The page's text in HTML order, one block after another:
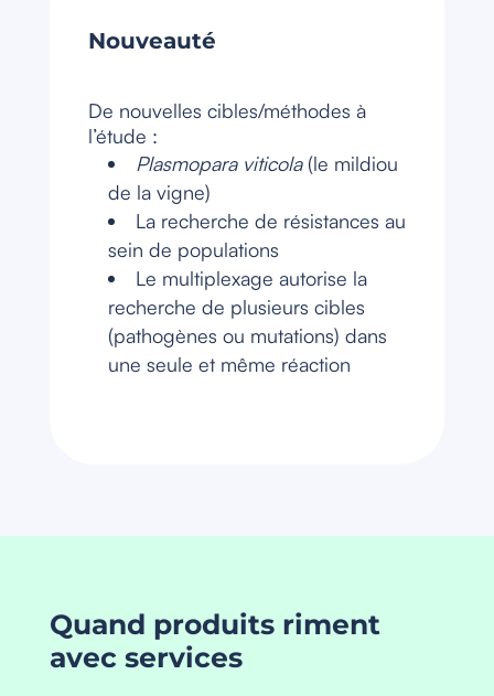
Nouveauté
De nouvelles cibles/méthodes à
l’étude :
Plasmopara viticola(le mildiou
de la vigne)
La recherche de résistances au
sein de populations
Le multiplexage autorise la
recherche de plusieurs cibles
(pathogènes ou mutations) dans
une seule et même réaction
Quand produits riment
avec services